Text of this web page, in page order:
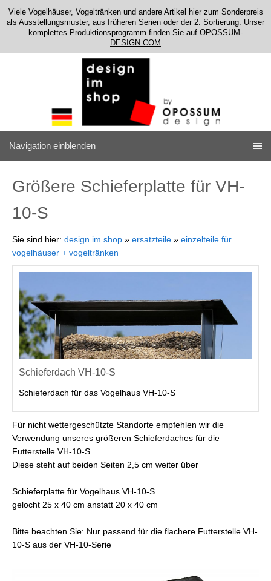
Viele Vogelhäuser, Vogeltränken und andere Artikel hier zum Sonderpreis
als Ausstellungsmuster, aus früheren Serien oder der 2. Sortierung. Unser
komplettes Produktionsprogramm finden Sie auf OPOSSUM-
DESIGN.COM
Navigation einblenden
Größere Schieferplatte für VH-
10-S
Sie sind hier: design im shop » ersatzteile » einzelteile für
vogelhäuser + vogeltränken
Schieferdach VH-10-S
Schieferdach für das Vogelhaus VH-10-S
Für nicht wettergeschützte Standorte empfehlen wir die
Verwendung unseres größeren Schieferdaches für die
Futterstelle VH-10-S
Diese steht auf beiden Seiten 2,5 cm weiter über
Schieferplatte für Vogelhaus VH-10-S
gelocht 25 x 40 cm anstatt 20 x 40 cm
Bitte beachten Sie: Nur passend für die flachere Futterstelle VH-
10-S aus der VH-10-Serie